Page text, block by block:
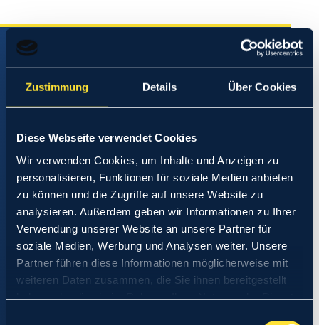
Zustimmung Details Über Cookies
Diese Webseite verwendet Cookies
Wir verwenden Cookies, um Inhalte und Anzeigen zu
personalisieren, Funktionen für soziale Medien anbieten
zu können und die Zugriffe auf unsere Website zu
analysieren. Außerdem geben wir Informationen zu Ihrer
Verwendung unserer Website an unsere Partner für
soziale Medien, Werbung und Analysen weiter. Unsere
Partner führen diese Informationen möglicherweise mit
weiteren Daten zusammen, die Sie ihnen bereitgestellt
ADRESSE & ÖFFNUNGSZEITEN
Arthur-Scheunert-Allee 4
14558Nuthetal
Montag 08:30 – 13:30 Uhr
Mittwoch 13:00 – 17:00 Uhr
Freitag 08:30 – 13:30 Uhr
ANFAHRT PLANEN